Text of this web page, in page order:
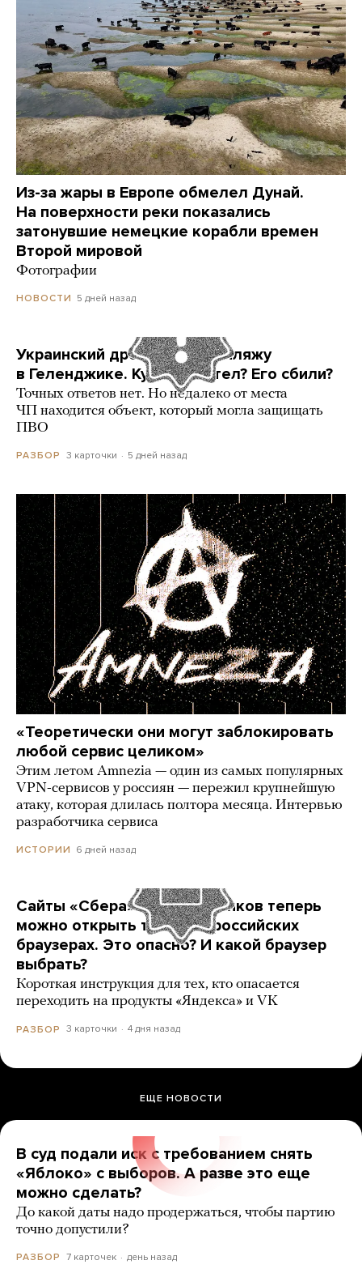
Из-за жары в Европе обмелел Дунай.
На поверхности реки показались
затонувшие немецкие корабли времен
Второй мировой
Фотографии
НОВОСТИ 5 дней назад
Украинский дрон попал по пляжу
в Геленджике. Куда он летел? Его сбили?
Точных ответов нет. Но недалеко от места
ЧП находится объект, который могла защищать
ПВО
РАЗБОР 3 карточки 5 дней назад
«Теоретически они могут заблокировать
любой сервис целиком»
Этим летом Amnezia — один из самых популярных
VPN-сервисов у россиян — пережил крупнейшую
атаку, которая длилась полтора месяца. Интервью
разработчика сервиса
ИСТОРИИ 6 дней назад
Сайты «Сбера» и других банков теперь
можно открыть только в российских
браузерах. Это опасно? И какой браузер
выбрать?
Короткая инструкция для тех, кто опасается
переходить на продукты «Яндекса» и VK
РАЗБОР 3 карточки 4 дня назад
ЕЩЕ НОВОСТИ
В суд подали иск с требованием снять
«Яблоко» с выборов. А разве это еще
можно сделать?
До какой даты надо продержаться, чтобы партию
точно допустили?
РАЗБОР 7 карточек день назад